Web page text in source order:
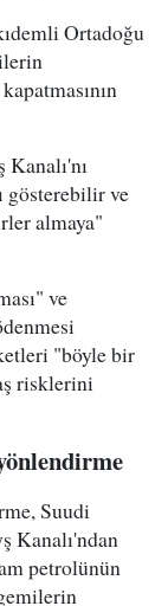
Ortadoğu
Kanalı'nı
gösterebilir ve
almaya"
ve
"böyle bir
risklerini
Suudi
Kanalı'ndan
petrolünün